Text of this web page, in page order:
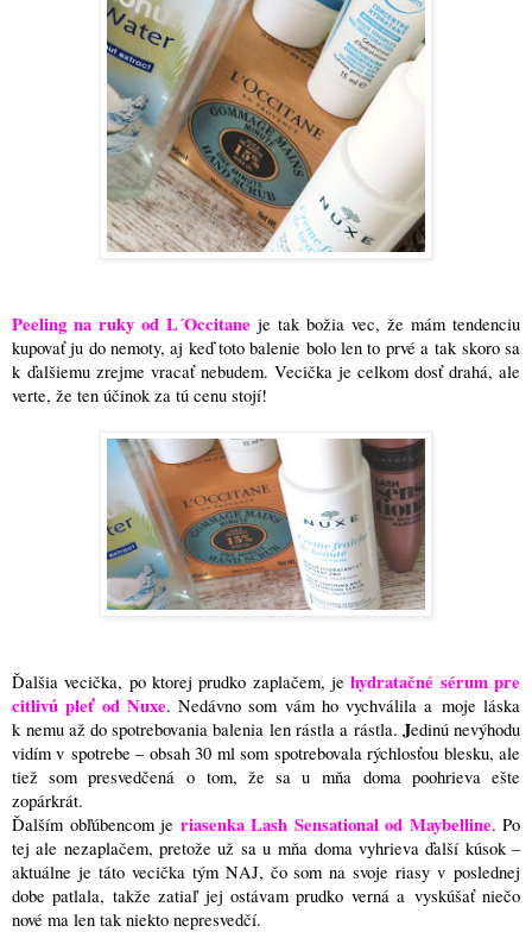
Peeling na ruky od L´Occitane je tak božia vec, že mám tendenciu
kupovať ju do nemoty, aj keď toto balenie bolo len to prvé a tak skoro sa
k ďalšiemu zrejme vracať nebudem. Vecička je celkom dosť drahá, ale
verte, že ten účinok za tú cenu stojí!
Ďalšia vecička, po ktorej prudko zaplačem, jehydratačné sérum pre
citlivú pleť od Nuxe. Nedávno som vám ho vychválila a moje láska
k nemu až do spotrebovania balenia len rástla a rástla. Jedinú nevýhodu
vidím v spotrebe – obsah 30 ml som spotrebovala rýchlosťou blesku, ale
tiež som presvedčená o tom, že sa u mňa doma poohrieva ešte
zopárkrát.
Ďalším obľúbencom je riasenka Lash Sensational od Maybelline. Po
tej ale nezaplačem, pretože už sa u mňa doma vyhrieva ďalší kúsok –
aktuálne je táto vecička tým NAJ, čo som na svoje riasy v poslednej
dobe patlala, takže zatiaľ jej ostávam prudko verná a vyskúšať niečo
nové ma len tak niekto nepresvedčí.